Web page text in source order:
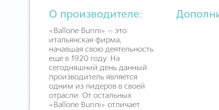
О производителе:
«Ballone Burini» — это
итальянская фирма,
начавшая свою деятельность
еще в 1920 году. На
сегодняшний день данный
производитель является
одним из лидеров в своей
отрасли. От остальных
«Ballone Burini» отличает